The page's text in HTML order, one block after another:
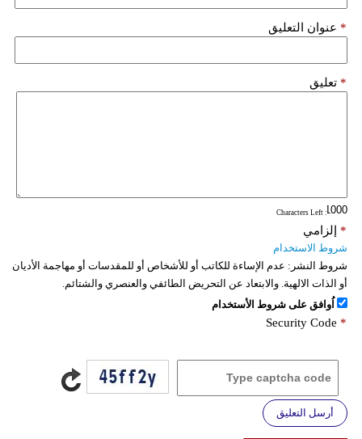
عنوان التعليق *
تعليق *
: Characters Left
إلزامي *
شروط الاستخدام
شروط النشر: عدم الإساءة للكاتب أو للأشخاص أو للمقدسات أو مهاجمة الأديان
أو الذات الالهية. والابتعاد عن التحريض الطائفي والعنصري والشتائم.
اُوافق على شروط الأستخدام
Security Code *
أرسل التعليق